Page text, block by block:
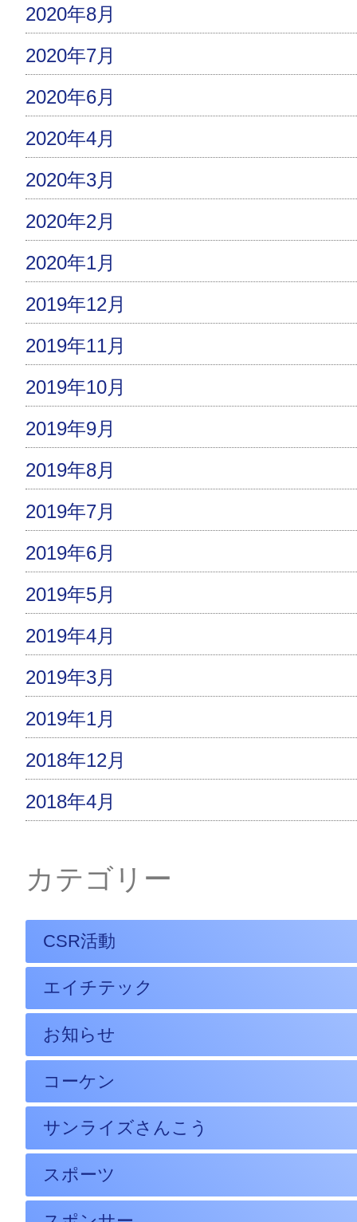
2020年8月
2020年7月
2020年6月
2020年4月
2020年3月
2020年2月
2020年1月
2019年12月
2019年11月
2019年10月
2019年9月
2019年8月
2019年7月
2019年6月
2019年5月
2019年4月
2019年3月
2019年1月
2018年12月
2018年4月
カテゴリー
CSR活動
エイチテック
お知らせ
コーケン
サンライズさんこう
スポーツ